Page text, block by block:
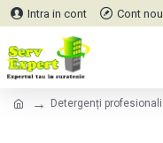
Intra in cont Cont nou
Detergenți profesionali